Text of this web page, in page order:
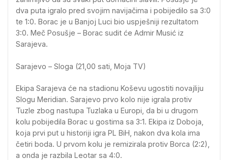
dva puta igralo pred svojim navijačima i pobijedilo sa 3:0
te 1:0. Borac je u Banjoj Luci bio uspješniji rezultatom
3:0. Meč Posušje – Borac sudit će Admir Musić iz
Sarajeva.
Sarajevo – Sloga (21,00 sati, Moja TV)
Ekipa Sarajeva će na stadionu Koševu ugostiti novajliju
Slogu Meridian. Sarajevo prvo kolo nije igrala protiv
Tuzle zbog nastupa Tuzlaka u Europi, da bi u drugom
kolu pobijedila Borac u gostima sa 3:1. Ekipa iz Doboja,
koja prvi put u historiji igra PL BiH, nakon dva kola ima
četiri boda. U prvom kolu je remizirala protiv Borca (2:2),
a onda je razbila Leotar sa 4:0.